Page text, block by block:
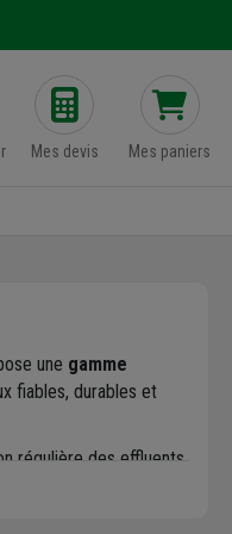
Mes devis Mes paniers
une gamme
fiables, durables et
régulière des effluents.